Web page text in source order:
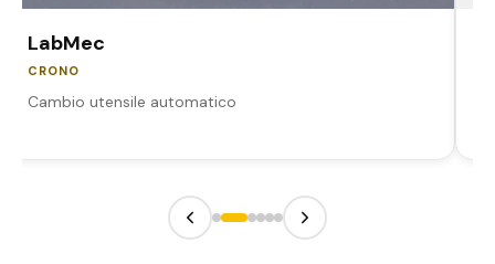
LabMec
CRONO
Cambio utensile automatico